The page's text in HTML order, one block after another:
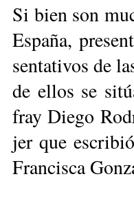
Si bien son
Es­pa­ña,
sen­ta­ti­vos de
de ellos se
fray Die­go
jer que
Fran­cis­ca